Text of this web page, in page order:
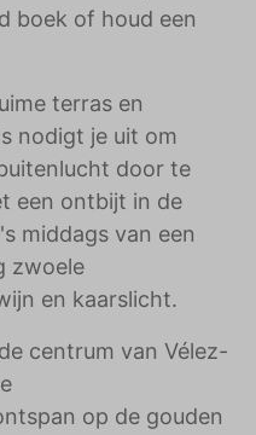
boek of houd een
terras en
nodigt je uit om
door te
een ontbijt in de
middags van een
zwoele
en kaarslicht.
centrum van Vélez-
op de gouden